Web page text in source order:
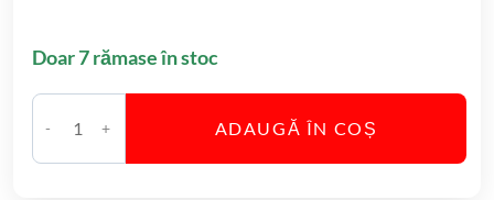
h
e
A
Doar 7 rămase în stoc
C
a
ADAUGĂ ÎN COȘ